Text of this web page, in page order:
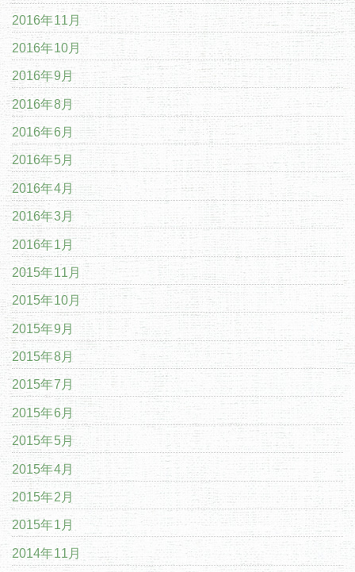
2016年11月
2016年10月
2016年9月
2016年8月
2016年6月
2016年5月
2016年4月
2016年3月
2016年1月
2015年11月
2015年10月
2015年9月
2015年8月
2015年7月
2015年6月
2015年5月
2015年4月
2015年2月
2015年1月
2014年11月